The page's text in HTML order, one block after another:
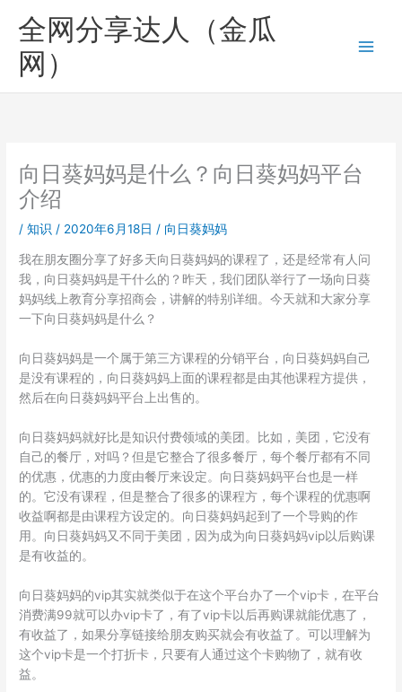
全网分享达人（金瓜
网）
向日葵妈妈是什么？向日葵妈妈平台
介绍
/知识 / 2020年6月18日 / 向日葵妈妈
我在朋友圈分享了好多天向日葵妈妈的课程了，还是经常有人问
我，向日葵妈妈是干什么的？昨天，我们团队举行了一场向日葵
妈妈线上教育分享招商会，讲解的特别详细。今天就和大家分享
一下向日葵妈妈是什么？
向日葵妈妈是一个属于第三方课程的分销平台，向日葵妈妈自己
是没有课程的，向日葵妈妈上面的课程都是由其他课程方提供，
然后在向日葵妈妈平台上出售的。
向日葵妈妈就好比是知识付费领域的美团。比如，美团，它没有
自己的餐厅，对吗？但是它整合了很多餐厅，每个餐厅都有不同
的优惠，优惠的力度由餐厅来设定。向日葵妈妈平台也是一样
的。它没有课程，但是整合了很多的课程方，每个课程的优惠啊
收益啊都是由课程方设定的。向日葵妈妈起到了一个导购的作
用。向日葵妈妈又不同于美团，因为成为向日葵妈妈vip以后购课
是有收益的。
向日葵妈妈的vip其实就类似于在这个平台办了一个vip卡，在平台
消费满99就可以办vip卡了，有了vip卡以后再购课就能优惠了，
有收益了，如果分享链接给朋友购买就会有收益了。可以理解为
这个vip卡是一个打折卡，只要有人通过这个卡购物了，就有收
益。